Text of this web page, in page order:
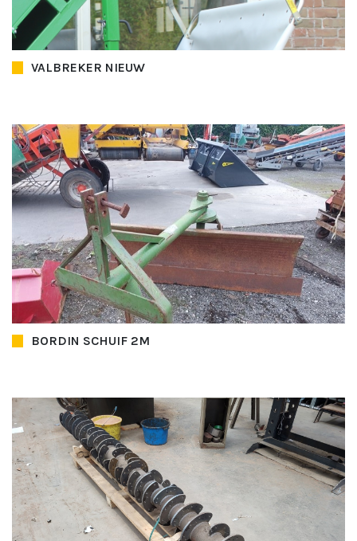
VALBREKER NIEUW
BORDIN SCHUIF 2M